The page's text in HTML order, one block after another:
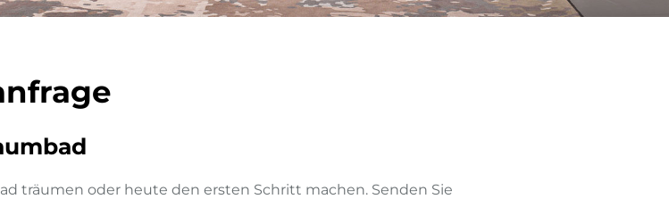
träumen oder heute den ersten Schritt machen. Senden Sie